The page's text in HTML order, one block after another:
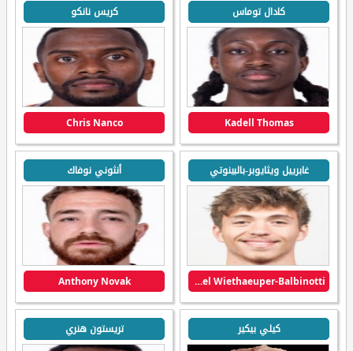
كادال توماس
Kadell Thomas
كريس نانكو
Chris Nanco
غابرييل ويثايوبر-بالبينوتي
Gabriel Wiethaeuper-Balbinotti
أنثوني نوفاك
Anthony Novak
كيلي بيكير تريستون هنري